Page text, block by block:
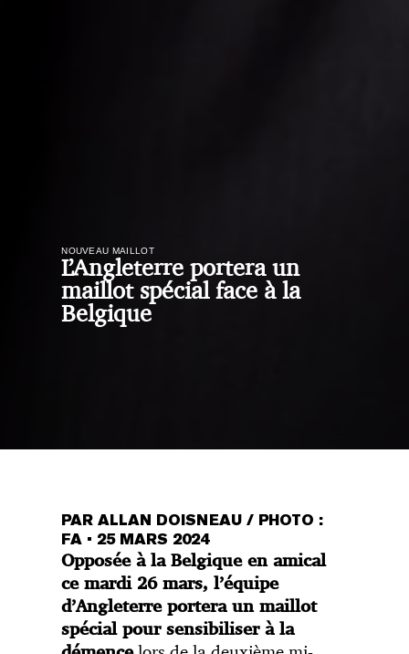
NOUVEAU MAILLOT
L’Angleterre portera un
maillot spécial face à la
Belgique
PAR ALLAN DOISNEAU / PHOTO :
FA • 25 MARS 2024
Opposée à la Belgique en amical
ce mardi 26 mars, l’équipe
d’Angleterre portera un maillot
spécial pour sensibiliser à la